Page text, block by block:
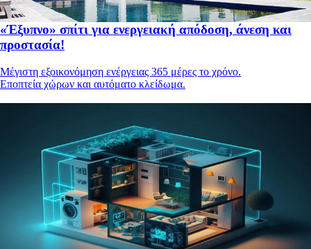
«Έξυπνο» σπίτι για ενεργειακή απόδοση, άνεση και
προστασία!
Μέγιστη εξοικονόμηση ενέργειας 365 μέρες το χρόνο.
Εποπτεία χώρων και αυτόματο κλείδωμα.